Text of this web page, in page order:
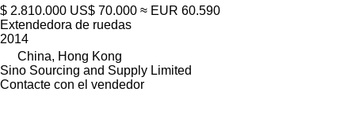
$ 2.810.000 US$ 70.000 ≈ EUR 60.590
Extendedora de ruedas
2014
China, Hong Kong
Sino Sourcing and Supply Limited
Contacte con el vendedor